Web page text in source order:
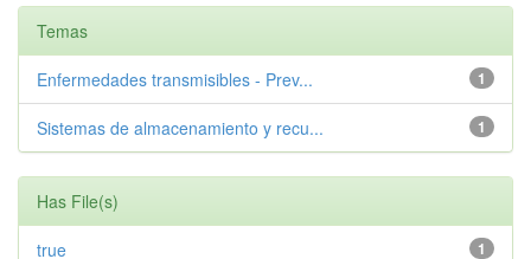
Temas
1
Enfermedades transmisibles - Prev...
1
Sistemas de almacenamiento y recu...
Has File(s)
1
true